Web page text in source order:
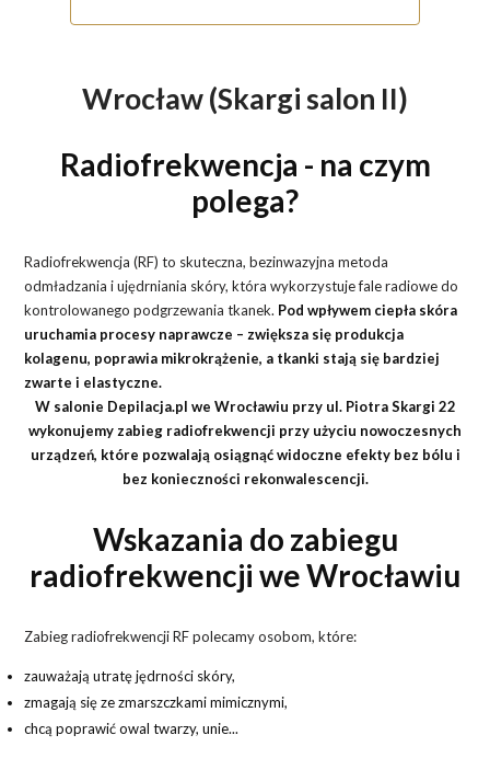
Wrocław (Skargi salon II)
Radiofrekwencja - na czym
polega?
Radiofrekwencja (RF) to skuteczna, bezinwazyjna metoda
odmładzania i ujędrniania skóry, która wykorzystuje fale radiowe do
kontrolowanego podgrzewania tkanek. Pod wpływem ciepła skóra
uruchamia procesy naprawcze – zwiększa się produkcja
kolagenu, poprawia mikrokrążenie, a tkanki stają się bardziej
zwarte i elastyczne.
W salonie Depilacja.pl we Wrocławiu przy ul. Piotra Skargi 22
wykonujemy zabieg radiofrekwencji przy użyciu nowoczesnych
urządzeń, które pozwalają osiągnąć widoczne efekty bez bólu i
bez konieczności rekonwalescencji.
Wskazania do zabiegu
radiofrekwencji we Wrocławiu
Zabieg radiofrekwencji RF polecamy osobom, które:
zauważają utratę jędrności skóry,
zmagają się ze zmarszczkami mimicznymi,
chcą poprawić owal twarzy, unie...